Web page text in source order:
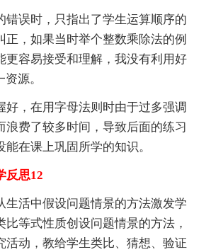
时，只指出了学生运算顺序的
正，如果当时举个整数乘除法的例
更容易接受和理解，我没有利用好
源。
在用字母法则时由于过多强调
浪费了较多时间，导致后面的练习
在课上巩固所学的知识。
反思12
活中假设问题情景的方法激发学
比等式性质创设问题情景的方法，
活动，教给学生类比、猜想、验证